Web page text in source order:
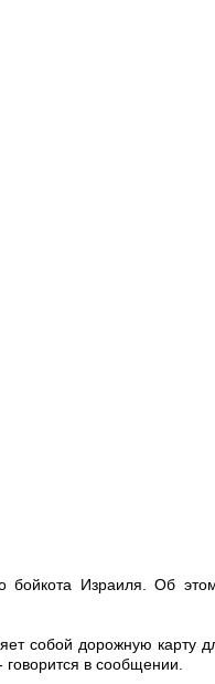
бойкота Израиля. Об
собой дорожную карту
в сообщении.